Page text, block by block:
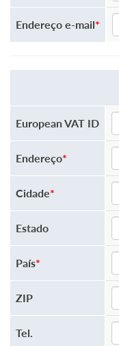
Endereço e-mail*
European VAT ID
Endereço*
Cidade*
Estado
País*
ZIP
Tel.